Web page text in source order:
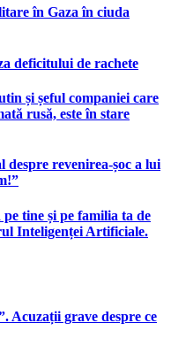
în Gaza în ciuda
deficitului de rachete
și șeful companiei care
rusă, este în stare
revenirea-șoc a lui
tine și pe familia ta de
Inteligenței Artificiale.
Acuzații grave despre ce